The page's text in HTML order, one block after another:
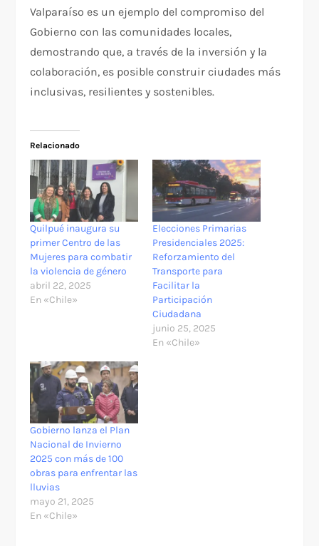
Valparaíso es un ejemplo del compromiso del
Gobierno con las comunidades locales,
demostrando que, a través de la inversión y la
colaboración, es posible construir ciudades más
inclusivas, resilientes y sostenibles.
Relacionado
Quilpué inaugura su
primer Centro de las
Mujeres para combatir
la violencia de género
abril 22, 2025
En «Chile»
Elecciones Primarias
Presidenciales 2025:
Reforzamiento del
Transporte para
Facilitar la
Participación
Ciudadana
junio 25, 2025
En «Chile»
Gobierno lanza el Plan
Nacional de Invierno
2025 con más de 100
obras para enfrentar las
lluvias
mayo 21, 2025
En «Chile»